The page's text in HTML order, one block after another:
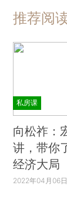
推荐阅
私房课
向松祚：
讲，带你
经济大局
2022年04月06日